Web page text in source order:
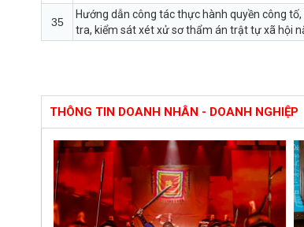
35
Hướng dẫn công tác thực hành quyền công tố,
tra, kiểm sát xét xử sơ thẩm án trật tự xã hội
THÔNG TIN DOANH NHÂN - DOANH NGHIỆP